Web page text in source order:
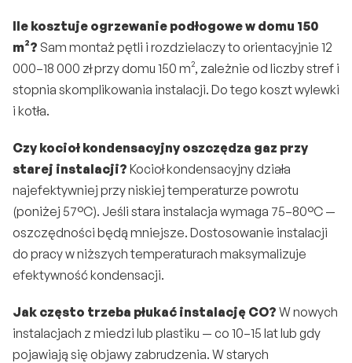
Ile kosztuje ogrzewanie podłogowe w domu 150
m²? Sam montaż pętli i rozdzielaczy to orientacyjnie 12
000–18 000 zł przy domu 150 m², zależnie od liczby stref i
stopnia skomplikowania instalacji. Do tego koszt wylewki
i kotła.
Czy kocioł kondensacyjny oszczędza gaz przy
starej instalacji? Kocioł kondensacyjny działa
najefektywniej przy niskiej temperaturze powrotu
(poniżej 57°C). Jeśli stara instalacja wymaga 75–80°C —
oszczędności będą mniejsze. Dostosowanie instalacji
do pracy w niższych temperaturach maksymalizuje
efektywność kondensacji.
Jak często trzeba płukać instalację CO? W nowych
instalacjach z miedzi lub plastiku — co 10–15 lat lub gdy
pojawiają się objawy zabrudzenia. W starych